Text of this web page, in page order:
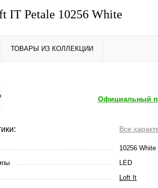
IT Petale 10256 White
ТОВАРЫ ИЗ КОЛЛЕКЦИИ
Официальный
Все
10256 White
LED
Loft It